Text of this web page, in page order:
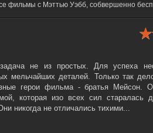
фильмы с Мэттью Уэбб, собвершенно
не из простых. Для успеха
мельчайших деталей. Только так
герои фильма - братья Мейсон.
которая изо всех сил старалась
никогда не отличались тихими...